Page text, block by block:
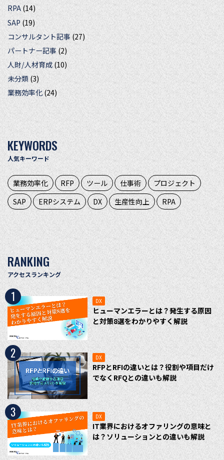
RPA(14)
SAP (19)
コンサルタント記事 (27)
パートナー記事 (2)
人財/人材育成(10)
未分類 (3)
業務効率化(24)
KEYWORDS
人気キーワード
業務効率化 RFP ツール 仕事術
プロジェクト
SAP
ERPシステム DX 生産性向上 RPA
RANKING
アクセスランキング
1 DX
ヒューマンエラーとは？発生する原因
と対策8選をわかりやすく解説
2 DX
RFPとRFIの違いとは？役割や項目だけ
でなくRFQとの違いも解説
3 DX
IT業界におけるオファリングの意味と
は？ソリューションとの違いも解説